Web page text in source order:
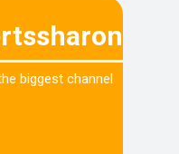
biggest channel